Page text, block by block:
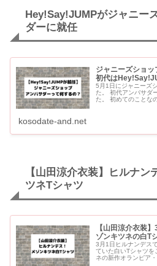
Hey!Say!JUMPがジャニー
ダーに就任
ジャニーズショ
初代は
5月1日にジャニーズ
た。 初代アンバサダーは「Hey!Say!JUMP」が就任しまし
た。 初めてのことなので、これからどのような活動をして
kosodate-and.net
【山田涼介衣装】ヒルナン
ツネTシャツ
【山田涼介衣装
ゾンキツネの白T
3月1日ヒルナンデス
ていた白いTシャツをご紹介しま
ネの新作オランピア・